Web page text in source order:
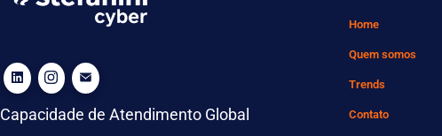
Capacidade de Atendimento Global
Home
Quem somos
Trends
Contato